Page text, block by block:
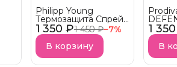
1 350 ₽1 450 ₽−7%
Philipp Young
Термозащита Спрей
Thermal Protection
Hair Spray - Glow
В корзину
1
15
UVB-
В